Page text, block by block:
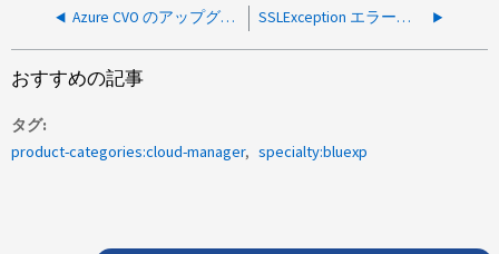
Azure CVO のアップグレード中に電源が切れる SSLException エラーが発生したため、 Azure CISO が failed 状態になっています
おすすめの記事
タグ
product-categories:cloud-manager
specialty:bluexp